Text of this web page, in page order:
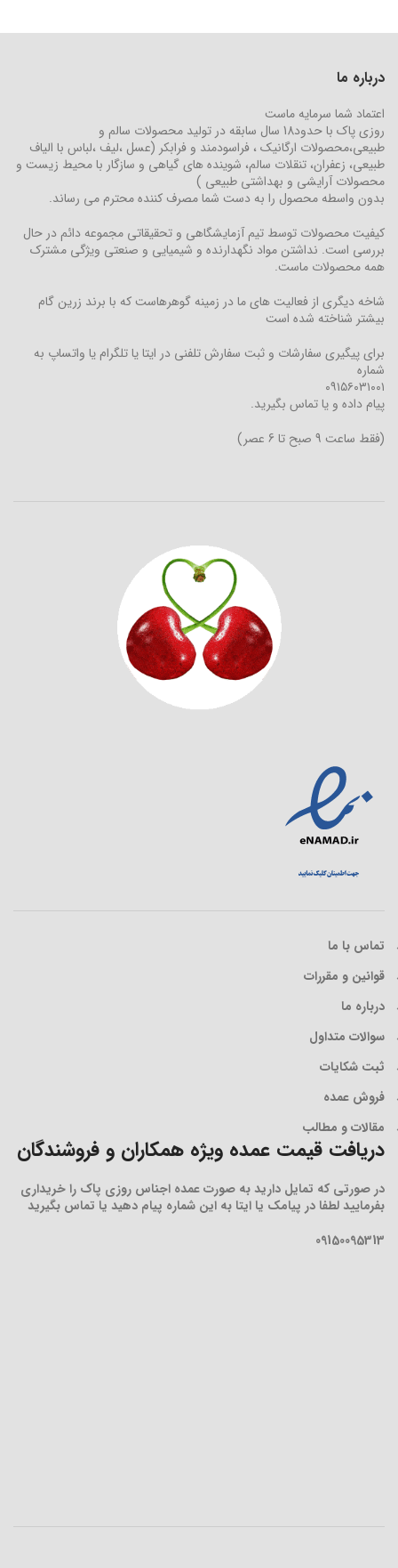
درباره ما
اعتماد شما سرمایه ماست
روزی پاک با حدود18 سال سابقه در تولید محصولات سالم و
طبیعی،محصولات ارگانیک ، فراسودمند و فرابکر (عسل ،لیف ،لباس با الیاف
طبیعی، زعفران، تنقلات سالم، شوینده های گیاهی و سازگار با محیط زیست و
محصولات آرایشی و بهداشتی طبیعی )
بدون واسطه محصول را به دست شما مصرف کننده محترم می رساند.
کیفیت محصولات توسط تیم آزمایشگاهی و تحقیقاتی مجموعه دائم در حال
بررسی است. نداشتن مواد نگهدارنده و شیمیایی و صنعتی ویژگی مشترک
همه محصولات ماست.
شاخه دیگری از فعالیت های ما در زمینه گوهرهاست که با برند زرین گام
بیشتر شناخته شده است
برای پیگیری سفارشات و ثبت سفارش تلفنی در ایتا یا تلگرام یا واتساپ به
شماره
۰۹۱۵۶۰۳۱۰۰۱
پیام داده و یا تماس بگیرید.
(فقط ساعت 9 صبح تا 6 عصر)
تماس با ما
قوانین و مقررات
درباره ما
سوالات متداول
ثبت شکایات
فروش عمده
مقالات و مطالب
دریافت قیمت عمده ویژه همکاران و فروشندگان
در صورتی که تمایل دارید به صورت عمده اجناس روزی پاک را خریداری
بفرمایید لطفا در پیامک یا ایتا به این شماره پیام دهید یا تماس بگیرید
09150095313